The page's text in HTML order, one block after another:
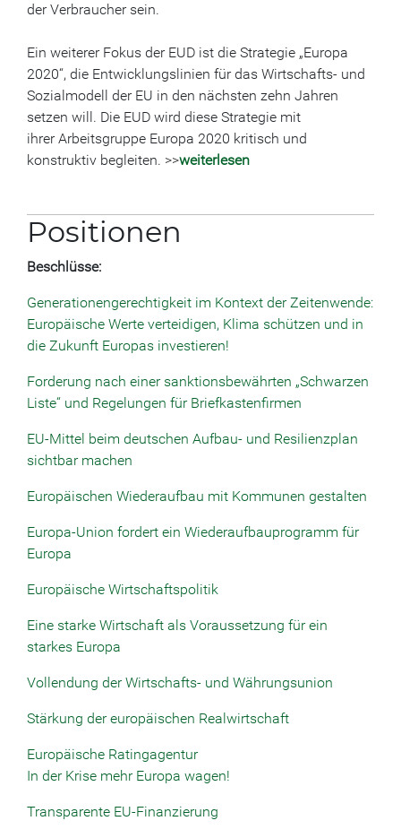
der Verbraucher sein.
Ein weiterer Fokus der EUD ist die Strategie „Europa
2020“, die Entwicklungslinien für das Wirtschafts- und
Sozialmodell der EU in den nächsten zehn Jahren
setzen will. Die EUD wird diese Strategie mit
ihrer Arbeitsgruppe Europa 2020 kritisch und
konstruktiv begleiten. >>weiterlesen
Positionen
Beschlüsse:
Generationengerechtigkeit im Kontext der Zeitenwende:
Europäische Werte verteidigen, Klima schützen und in
die Zukunft Europas investieren!
Forderung nach einer sanktionsbewährten „Schwarzen
Liste“ und Regelungen für Briefkastenfirmen
EU-Mittel beim deutschen Aufbau- und Resilienzplan
sichtbar machen
Europäischen Wiederaufbau mit Kommunen gestalten
Europa-Union fordert ein Wiederaufbauprogramm für
Europa
Europäische Wirtschaftspolitik
Eine starke Wirtschaft als Voraussetzung für ein
starkes Europa
Vollendung der Wirtschafts- und Währungsunion
Stärkung der europäischen Realwirtschaft
Europäische Ratingagentur
In der Krise mehr Europa wagen!
Transparente EU-Finanzierung